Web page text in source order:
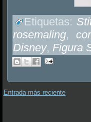
Etiquetas:
rosemaling,
Disney, Figura
Entrada más reciente